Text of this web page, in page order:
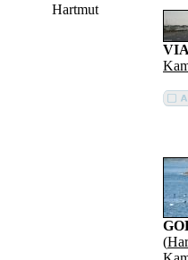
Hartmut
(